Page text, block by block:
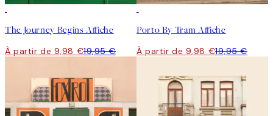
The Journey Begins Affiche
À partir de 9,98 €19,95 €
Porto By Tram Affiche
À partir de 9,98 €19,95 €